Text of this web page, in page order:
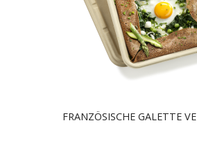
FRANZÖSISCHE GALETTE